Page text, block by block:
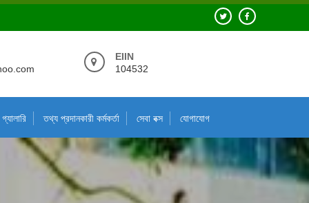
EIIN
104532
গ্যালারি তথ্য প্রদানকারী কর্মকর্তা সেবা বক্স যোগাযোগ